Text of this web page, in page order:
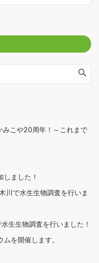
こや20周年！～これまで
しました！
川で水生生物調査を行いま
生生物調査を行いました！
を開催します。